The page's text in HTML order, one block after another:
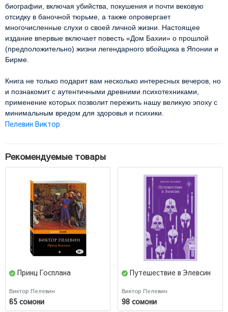
биографии, включая убийства, покушения и почти вековую
отсидку в баночной тюрьме, а также опровергает
многочисленные слухи о своей личной жизни. Настоящее
издание впервые включает повесть «Дом Бахии» о прошлой
(предположительно) жизни легендарного вбойщика в Японии и
Бирме.
Книга не только подарит вам несколько интересных вечеров, но
и познакомит с аутентичными древними психотехниками,
применение которых позволит пережить нашу великую эпоху с
минимальным вредом для здоровья и психики.
Пелевин Виктор
Рекомендуемые товары
Принц Госплана
Виктор Пелевин
65 сомони
Путешествие в Элевсин
Виктор Пелевин
98 сомони